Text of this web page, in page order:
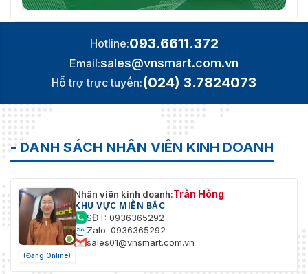
Hotline:093.6611.372
Email:sales@vnsmart.com.vn
Hỗ trợ trực tuyến:(024) 3.7824073
- DANH SÁCH NHÂN VIÊN KINH DOANH
(Đang Online)
Nhân viên kinh doanh:Trần Hồng
KHU VỰC MIỀN BẮC
SĐT: 0936365292
Zalo: 0936365292
sales01@vnsmart.com.vn